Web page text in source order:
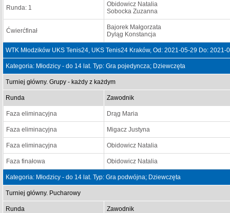
Runda: 1
Obidowicz Natalia
Sobocka Zuzanna
Ćwierćfinał
Bajorek Małgorzata
Dyląg Konstancja
WTK Młodzików UKS Tenis24, UKS Tenis24 Kraków, Od: 2021-05-29 Do: 2021-
Kategoria: Młodzicy - do 14 lat. Typ: Gra pojedyncza; Dziewczęta
Turniej główny. Grupy - każdy z każdym
Runda Zawodnik
Faza eliminacyjna Drąg Maria
Faza eliminacyjna Migacz Justyna
Faza eliminacyjna Obidowicz Natalia
Faza finałowa Obidowicz Natalia
Kategoria: Młodzicy - do 14 lat. Typ: Gra podwójna; Dziewczęta
Turniej główny. Pucharowy
Runda Zawodnik